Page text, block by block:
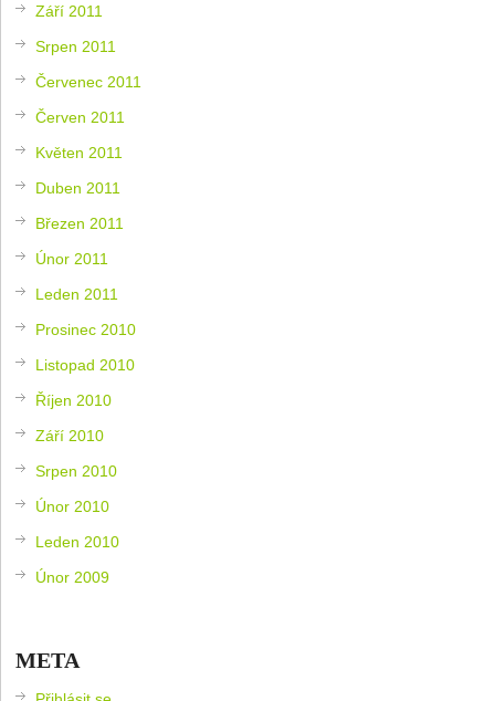
Září 2011
Srpen 2011
Červenec 2011
Červen 2011
Květen 2011
Duben 2011
Březen 2011
Únor 2011
Leden 2011
Prosinec 2010
Listopad 2010
Říjen 2010
Září 2010
Srpen 2010
Únor 2010
Leden 2010
Únor 2009
META